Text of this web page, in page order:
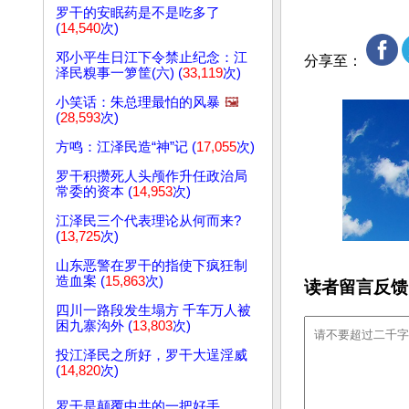
罗干的安眠药是不是吃多了
(14,540次)
邓小平生日江下令禁止纪念：江
泽民糗事一箩筐(六) (33,119次)
小笑话：朱总理最怕的风暴 🖼️
(28,593次)
方鸣：江泽民造“神”记 (17,055次)
罗干积攒死人头颅作升任政治局
常委的资本 (14,953次)
江泽民三个代表理论从何而来?
(13,725次)
山东恶警在罗干的指使下疯狂制
造血案 (15,863次)
四川一路段发生塌方 千车万人被
困九寨沟外 (13,803次)
投江泽民之所好，罗干大逞淫威
(14,820次)
分享至：
读者留言反